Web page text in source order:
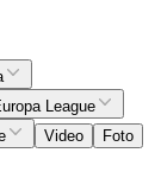
League
Video
Foto